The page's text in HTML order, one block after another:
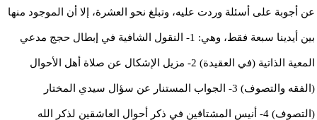
عن أجوبة على أسئلة وردت عليه، وتبلغ نحو العشرة، إلا أن الموجود منها
بين أيدينا سبعة فقط، وهي: 1- النقول الشافية في إبطال حجج مدعي
المعية الذاتية (في العقيدة) 2- مزيل الإشكال عن صلاة أهل الأحوال
(الفقه والتصوف) 3- الجواب المستنار عن سؤال سيدي المختار
(التصوف) 4- أنيس المشتاقين في ذكر أحوال العاشقين لذكر الله